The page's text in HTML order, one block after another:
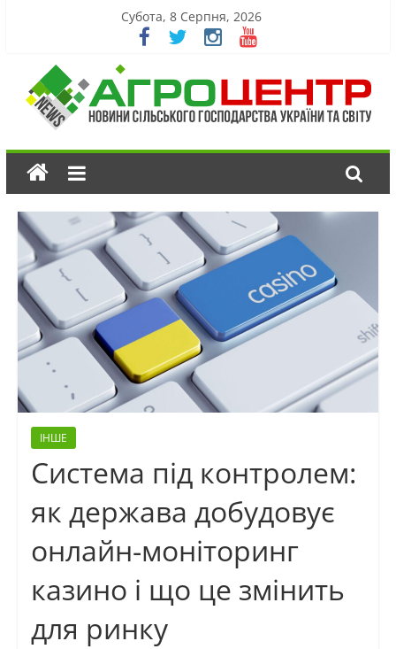
Субота, 8 Серпня, 2026
ІНШЕ
Система під контролем:
як держава добудовує
онлайн-моніторинг
казино і що це змінить
для ринку